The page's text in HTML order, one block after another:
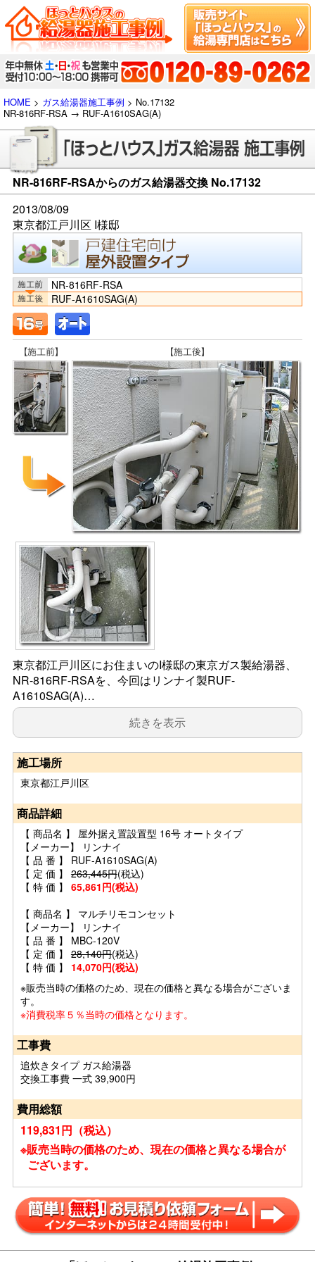
HOME > ガス給湯器施工事例 > No.17132
NR-816RF-RSA → RUF-A1610SAG(A)
NR-816RF-RSAからのガス給湯器交換 No.17132
2013/08/09
東京都江戸川区 I様邸
NR-816RF-RSA
RUF-A1610SAG(A)
東京都江戸川区にお住まいのI様邸の東京ガス製給湯器、
NR-816RF-RSAを、今回はリンナイ製RUF-
A1610SAG(A)…
続きを表示
施工場所
東京都江戸川区
商品詳細
【 商品名 】 屋外据え置設置型 16号 オートタイプ
【メーカー】 リンナイ
【 品 番 】 RUF-A1610SAG(A)
【 定 価 】 263,445円(税込)
【 特 価 】 65,861円(税込)
【 商品名 】 マルチリモコンセット
【メーカー】 リンナイ
【 品 番 】 MBC-120V
【 定 価 】 28,140円(税込)
【 特 価 】 14,070円(税込)
※販売当時の価格のため、現在の価格と異なる場合がございま
す。
※消費税率５％当時の価格となります。
工事費
追炊きタイプ ガス給湯器
交換工事費 一式 39,900円
費用総額
119,831円（税込）
※販売当時の価格のため、現在の価格と異なる場合が
ございます。